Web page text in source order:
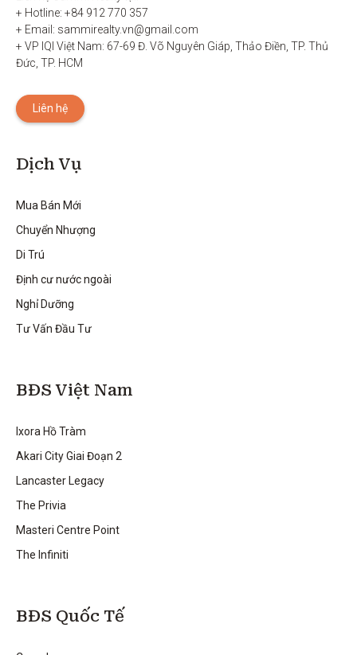
+ Hotline: +84 912 770 357
+ Email: sammirealty.vn@gmail.com
+ VP IQI Việt Nam: 67-69 Đ. Võ Nguyên Giáp, Thảo Điền, TP. Thủ
Đức, TP. HCM
Liên hệ
Dịch Vụ
Mua Bán Mới
Chuyển Nhượng
Di Trú
Định cư nước ngoài
Nghỉ Dưỡng
Tư Vấn Đầu Tư
BĐS Việt Nam
Ixora Hồ Tràm
Akari City Giai Đoạn 2
Lancaster Legacy
The Privia
Masteri Centre Point
The Infiniti
BĐS Quốc Tế